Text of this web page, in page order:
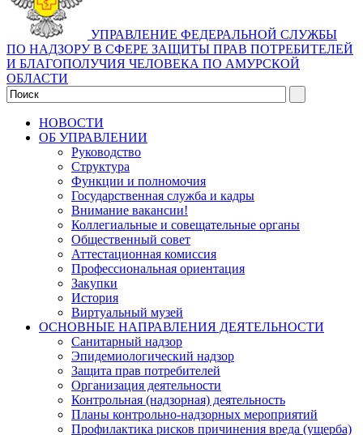
УПРАВЛЕНИЕ ФЕДЕРАЛЬНОЙ СЛУЖБЫ
ПО НАДЗОРУ В СФЕРЕ ЗАЩИТЫ ПРАВ ПОТРЕБИТЕЛЕЙ
И БЛАГОПОЛУЧИЯ ЧЕЛОВЕКА ПО АМУРСКОЙ
ОБЛАСТИ
НОВОСТИ
ОБ УПРАВЛЕНИИ
Руководство
Структура
Функции и полномочия
Государственная служба и кадры
Внимание вакансии!
Коллегиальные и совещательные органы
Общественный совет
Аттестационная комиссия
Профессиональная ориентация
Закупки
История
Виртуальный музей
ОСНОВНЫЕ НАПРАВЛЕНИЯ ДЕЯТЕЛЬНОСТИ
Санитарный надзор
Эпидемиологический надзор
Защита прав потребителей
Организация деятельности
Контрольная (надзорная) деятельность
Планы контрольно-надзорных мероприятий
Профилактика рисков причинения вреда (ущерба)